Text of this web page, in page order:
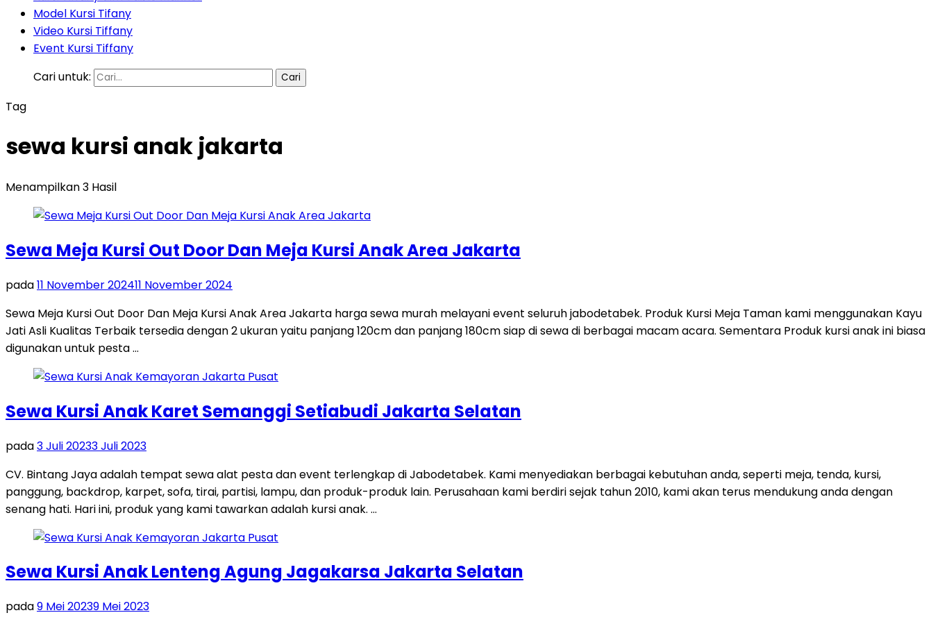
Model Kursi Tifany
Video Kursi Tiffany
Event Kursi Tiffany
Cari untuk:
Tag
sewa kursi anak jakarta
Menampilkan 3 Hasil
Sewa Meja Kursi Out Door Dan Meja Kursi Anak Area Jakarta
pada11 November 202411 November 2024
Sewa Meja Kursi Out Door Dan Meja Kursi Anak Area Jakarta harga sewa murah melayani event seluruh jabodetabek. Produk Kursi Meja Taman kami menggunakan Kayu
Jati Asli Kualitas Terbaik tersedia dengan 2 ukuran yaitu panjang 120cm dan panjang 180cm siap di sewa di berbagai macam acara. Sementara Produk kursi anak ini biasa
digunakan untuk pesta …
Sewa Kursi Anak Karet Semanggi Setiabudi Jakarta Selatan
pada3 Juli 20233 Juli 2023
CV. Bintang Jaya adalah tempat sewa alat pesta dan event terlengkap di Jabodetabek. Kami menyediakan berbagai kebutuhan anda, seperti meja, tenda, kursi,
panggung, backdrop, karpet, sofa, tirai, partisi, lampu, dan produk-produk lain. Perusahaan kami berdiri sejak tahun 2010, kami akan terus mendukung anda dengan
senang hati. Hari ini, produk yang kami tawarkan adalah kursi anak. …
Sewa Kursi Anak Lenteng Agung Jagakarsa Jakarta Selatan
pada9 Mei 20239 Mei 2023